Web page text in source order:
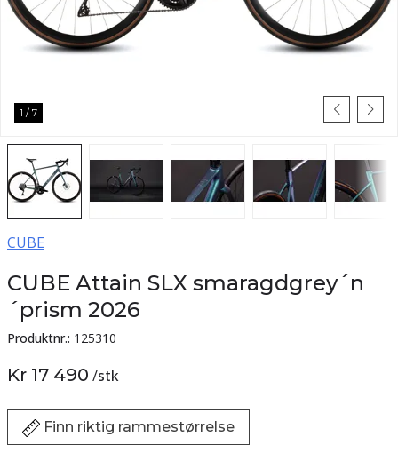
1 / 7
CUBE
CUBE Attain SLX smaragdgrey´n
´prism 2026
Produktnr.: 125310
Kr 17 490 /stk
Finn riktig rammestørrelse